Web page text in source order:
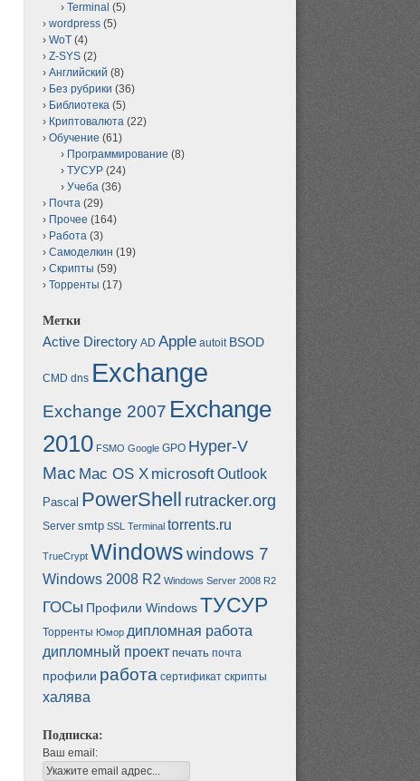
Terminal (5)
wordpress (5)
WoT (4)
Z-SYS (2)
Английский (8)
Без рубрики (36)
Библиотека (5)
Криптовалюта (22)
Обучение (61)
Программирование (8)
ТУСУР (24)
Учеба (36)
Почта (29)
Прочее (164)
Работа (3)
Самоделкин (19)
Скрипты (59)
Торренты (17)
Метки
Active Directory AD Apple autoit BSOD
CMD dns Exchange
Exchange 2007 Exchange
2010 FSMO Google GPO Hyper-V
Mac Mac OS X microsoftOutlook
Pascal PowerShell rutracker.org
Server smtp SSL Terminal torrents.ru
TrueCrypt Windowswindows 7
Windows 2008 R2 Windows Server 2008 R2
ГОСы Профили WindowsТУСУР
Торренты Юмор дипломная работа
дипломный проект печать почта
профили работа сертификат скрипты
халява
Подписка:
Ваш email: